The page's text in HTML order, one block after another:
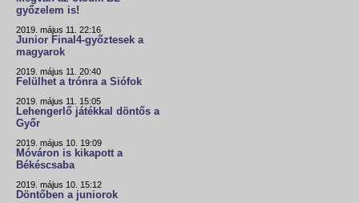
győzelem is!
2019. május 11. 22:16
Junior Final4-győztesek a
magyarok
2019. május 11. 20:40
Felülhet a trónra a Siófok
2019. május 11. 15:05
Lehengerlő játékkal döntős a
Győr
2019. május 10. 19:09
Móváron is kikapott a
Békéscsaba
2019. május 10. 15:12
Döntőben a juniorok